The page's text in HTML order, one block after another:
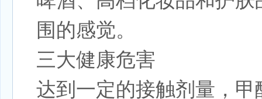
围的感觉。
三大健康危害
达到一定的接触剂量，